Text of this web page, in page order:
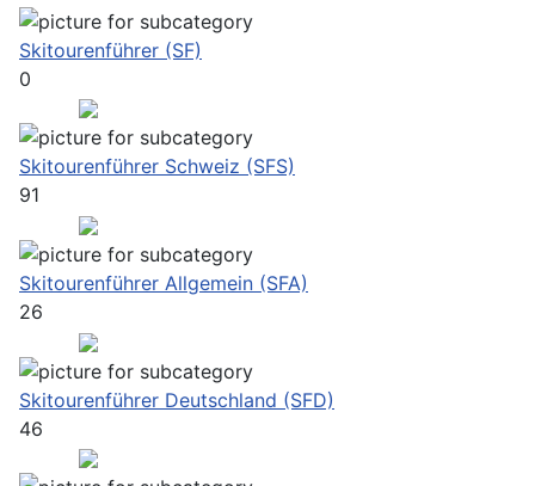
Skitourenführer (SF)
0
Skitourenführer Schweiz (SFS)
91
Skitourenführer Allgemein (SFA)
26
Skitourenführer Deutschland (SFD)
46